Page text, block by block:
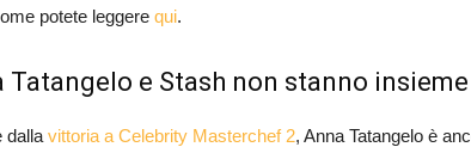
potete leggere qui.
Tatangelo e Stash non stanno insieme
dalla vittoria a Celebrity Masterchef 2, Anna Tatangelo è